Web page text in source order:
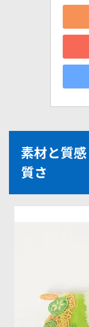
素材と質
質さ